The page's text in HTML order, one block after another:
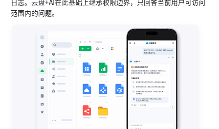
日志。云盘+AI在此基础上继承权限边界，只回答当前用户可访问
范围内的问题。